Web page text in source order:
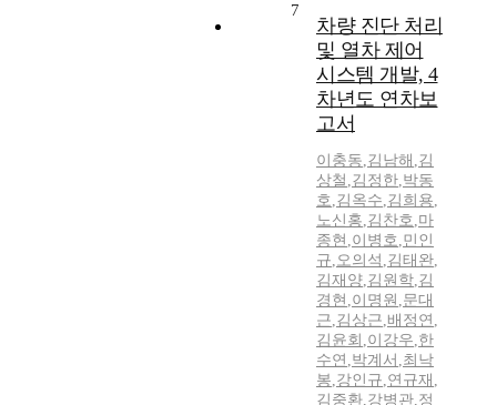
7
차량 진단 처리
및 열차 제어
시스템 개발, 4
차년도 연차보
고서
이충동,김남해 ,김
상철 ,김정한,박동
호,김옥수,김희용,
노신홍,김찬호,마
종현 ,이병호,민인
규,오의석 ,김태완,
김재양,김원학,김
경현 ,이명원 ,문대
근,김상근,배정연 ,
김윤회 ,이강우,한
수연 ,박계서 ,최낙
봉,강인규,연규재 ,
김중환,강병관,정